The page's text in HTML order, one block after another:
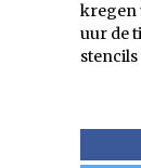
kregen
uur de